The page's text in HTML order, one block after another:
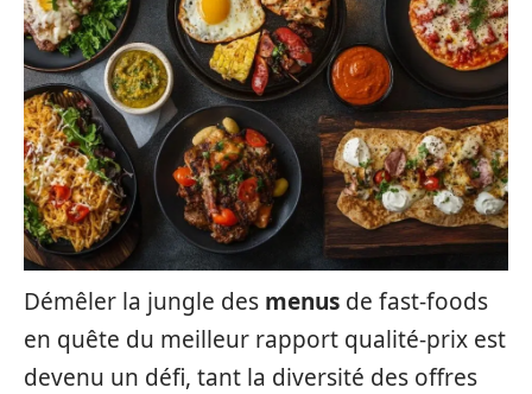
Démêler la jungle des menus de fast-foods
en quête du meilleur rapport qualité-prix est
devenu un défi, tant la diversité des offres